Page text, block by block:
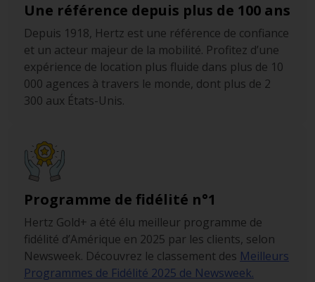
Celui-ci accueille une collection de plus d’un million
d'objets d’art, de l’Egypte ancienne à nos jours. Une
visite immanquable lors de votre séjour dans la ville. À
l’arrière de l’édifice, vous aurez l’occasion de flâner dans
les charmants jardins botaniques de Brooklyn.
Rejoignez enfin la presqu’ile de Coney Island, à
l’extrémité sud du Borough de Brooklyn. Vous pourrez
visiter l’aquarium municipal de New York avant de vous
rendre dans l’un des nombreux parcs à thème que
propose ce district, pour le plaisir de toute la famille.
Dirigez vous vers la plage de Coney Island pour un
moment farniente, mais préférez la plage de Brighton si
vous préférez rester loin des foules.
Une référence depuis plus de 100 ans
Depuis 1918, Hertz est une référence de confiance
et un acteur majeur de la mobilité. Profitez d’une
expérience de location plus fluide dans plus de 10
000 agences à travers le monde, dont plus de 2
300 aux États-Unis.
Programme de fidélité n°1
Hertz Gold+ a été élu meilleur programme de
fidélité d’Amérique en 2025 par les clients, selon
Newsweek. Découvrez le classement des Meilleurs
Programmes de Fidélité 2025 de Newsweek.